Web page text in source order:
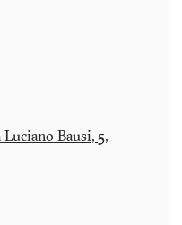
Bausi, 5,